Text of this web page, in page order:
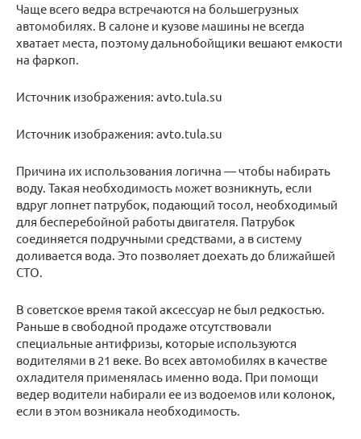
Чаще всего ведра встречаются на большегрузных
автомобилях. В салоне и кузове машины не всегда
хватает места, поэтому дальнобойщики вешают емкости
на фаркоп.
Источник изображения: avto.tula.su
Источник изображения: avto.tula.su
Причина их использования логична — чтобы набирать
воду. Такая необходимость может возникнуть, если
вдруг лопнет патрубок, подающий тосол, необходимый
для бесперебойной работы двигателя. Патрубок
соединяется подручными средствами, а в систему
доливается вода. Это позволяет доехать до ближайшей
СТО.
В советское время такой аксессуар не был редкостью.
Раньше в свободной продаже отсутствовали
специальные антифризы, которые используются
водителями в 21 веке. Во всех автомобилях в качестве
охладителя применялась именно вода. При помощи
ведер водители набирали ее из водоемов или колонок,
если в этом возникала необходимость.